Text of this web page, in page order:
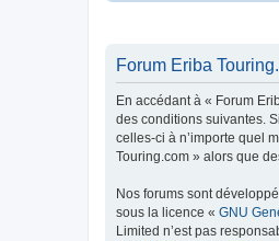
Forum Eriba
En accédant à « Forum
des conditions suivantes.
celles-ci à n’importe quel
Touring.com » alors que
Nos forums sont
sous la licence « GNU
Limited n’est pas